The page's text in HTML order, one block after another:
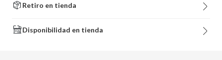
Retiro en tienda
Disponibilidad en tienda